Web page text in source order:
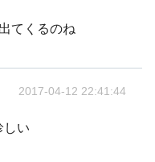
てくるのね
2017-04-12 22:41:44
しい